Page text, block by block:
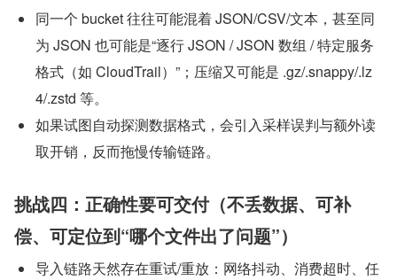
同一个 bucket 往往可能混着 JSON/CSV/文本，甚至同
为 JSON 也可能是“逐行 JSON / JSON 数组 / 特定服务
格式（如 CloudTrail）”；压缩又可能是 .gz/.snappy/.lz
4/.zstd 等。
如果试图自动探测数据格式，会引入采样误判与额外读
取开销，反而拖慢传输链路。
挑战四：正确性要可交付（不丢数据、可补
偿、可定位到“哪个文件出了问题”）
导入链路天然存在重试/重放：网络抖动、消费超时、任